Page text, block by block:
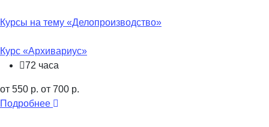
Курсы на тему «Делопроизводство»
Курс «Архивариус»
72 часа
от 550 р. от 700 р.
Подробнее